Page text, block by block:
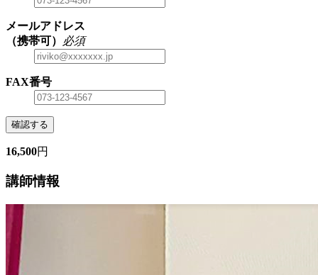
メールアドレス
（携帯可）
必須
FAX番号
確認する
16,500円
講師情報